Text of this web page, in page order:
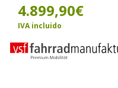
4.899,90€
IVA incluido